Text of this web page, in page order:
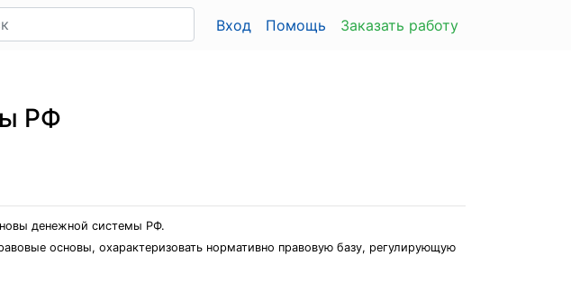
Вход Помощь Заказать работу
РФ
денежной системы РФ.
основы, охарактеризовать нормативно правовую базу, регулирующую